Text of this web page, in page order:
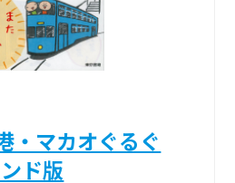
マカオぐるぐ
ド版